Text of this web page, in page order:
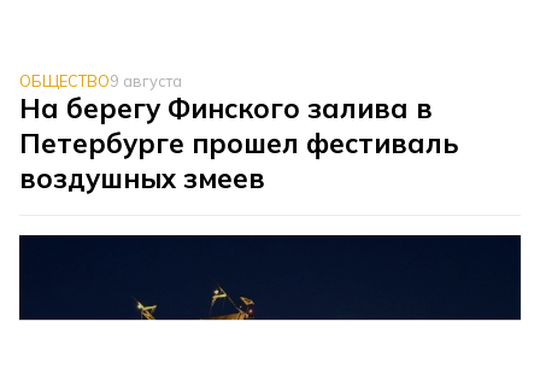
ОБЩЕСТВО9 августа
На берегу Финского залива в
Петербурге прошел фестиваль
воздушных змеев